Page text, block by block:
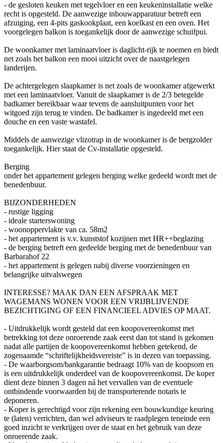
- de gesloten keuken met tegelvloer en een keukeninstallatie welke
recht is opgesteld. De aanwezige inbouwapparatuur betreft een
afzuiging, een 4-pits gaskookplaat, een koelkast en een oven. Het
voorgelegen balkon is toegankelijk door de aanwezige schuifpui.
De woonkamer met laminaatvloer is daglicht-rijk te noemen en biedt
net zoals het balkon een mooi uitzicht over de naastgelegen
landerijen.
De achtergelegen slaapkamer is net zoals de woonkamer afgewerkt
met een laminaatvloer. Vanuit de slaapkamer is de 2/3 betegelde
badkamer bereikbaar waar tevens de aansluitpunten voor het
witgoed zijn terug te vinden. De badkamer is ingedeeld met een
douche en een vaste wastafel.
Middels de aanwezige vlizotrap in de woonkamer is de bergzolder
toegankelijk. Hier staat de Cv-installatie opgesteld.
Berging
onder het appartement gelegen berging welke gedeeld wordt met de
benedenbuur.
BIJZONDERHEDEN
- rustige ligging
- ideale starterswoning
- woonoppervlakte van ca. 58m2
- het appartement is v.v. kunststof kozijnen met HR++beglazing
- de berging betreft een gedeelde berging met de benedenbuur van
Barbarahof 22
- het appartement is gelegen nabij diverse voorzieningen en
belangrijke uitvalswegen
INTERESSE? MAAK DAN EEN AFSPRAAK MET
WAGEMANS WONEN VOOR EEN VRIJBLIJVENDE
BEZICHTIGING OF EEN FINANCIEEL ADVIES OP MAAT.
- Uitdrukkelijk wordt gesteld dat een koopovereenkomst met
betrekking tot deze onroerende zaak eerst dan tot stand is gekomen
nadat alle partijen de koopovereenkomst hebben getekend, de
zogenaamde “schriftelijkheidsvereiste” is in dezen van toepassing.
- De waarborgsom/bankgarantie bedraagt 10% van de koopsom en
is een uitdrukkelijk onderdeel van de koopovereenkomst. De koper
dient deze binnen 3 dagen ná het vervallen van de eventuele
ontbindende voorwaarden bij de transporterende notaris te
deponeren.
- Koper is gerechtigd voor zijn rekening een bouwkundige keuring
te (laten) verrichten, dan wel adviseurs te raadplegen teneinde een
goed inzicht te verkrijgen over de staat en het gebruik van deze
onroerende zaak.